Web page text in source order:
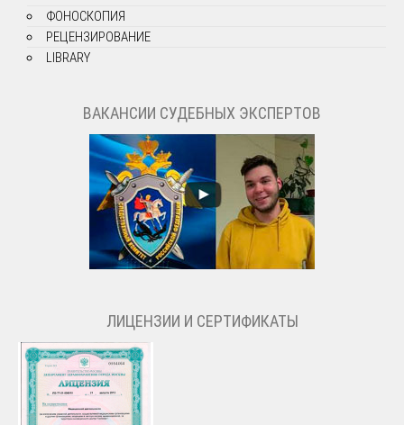
ФОНОСКОПИЯ
РЕЦЕНЗИРОВАНИЕ
LIBRARY
ВАКАНСИИ СУДЕБНЫХ ЭКСПЕРТОВ
ЛИЦЕНЗИИ И СЕРТИФИКАТЫ